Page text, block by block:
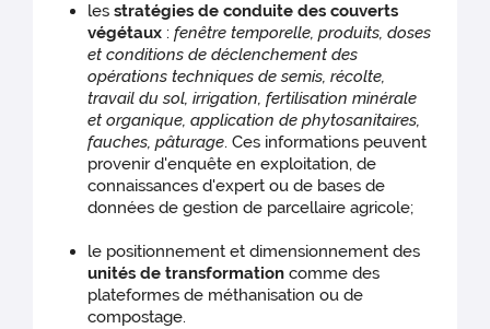
lesstratégies de conduite des couverts
végétaux :fenêtre temporelle, produits, doses
et conditions de déclenchement des
opérations techniques de semis, récolte,
travail du sol, irrigation, fertilisation minérale
et organique, application de phytosanitaires,
fauches, pâturage. Ces informations peuvent
provenir d'enquête en exploitation, de
connaissances d'expert ou de bases de
données de gestion de parcellaire agricole;
le positionnement et dimensionnement des
unités de transformationcomme des
plateformes de méthanisation ou de
compostage.